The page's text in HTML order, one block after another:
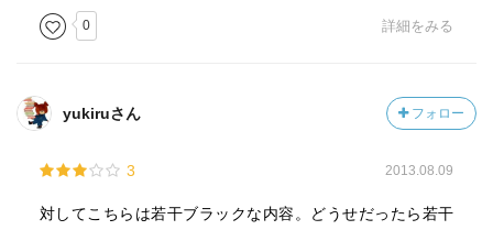
0 詳細をみる
yukiruさん フォロー
3 2013.08.09
対してこちらは若干ブラックな内容。どうせだったら若干